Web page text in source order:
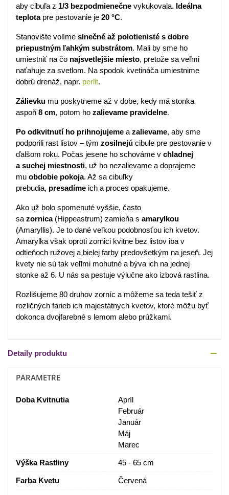
aby cibuľa z 1/3 bezpodmienečne vykukovala. Ideálna
teplotapre pestovanie je 20 °C.
Stanovište volíme slnečné až polotienisté s dobre
priepustným ľahkým substrátom. Mali by sme ho
umiestniť na čo najsvetlejšie miesto, pretože sa veľmi
naťahuje za svetlom. Na spodok kvetináča umiestnime
dobrú drenáž, napr. perlit.
Zálievku mu poskytneme až v dobe, kedy má stonka
aspoň 8 cm, potom ho zalievame pravidelne.
Po odkvitnutí ho prihnojujeme a zalievame, aby sme
podporili rast listov – tým zosilnejú cibule pre pestovanie v
ďalšom roku. Počas jesene ho schováme v chladnej
a suchej miestnosti, už ho nezalievame a doprajeme
mu obdobie pokoja. Až sa cibuľky
prebudia, presadíme ich a proces opakujeme.
Ako už bolo spomenuté vyššie, často
sa zornica(Hippeastrum) zamieňa s amarylkou
(Amaryllis). Je to dané veľkou podobnosťou ich kvetov.
Amarylka však oproti zornici kvitne bez listov iba v
odtieňoch ružovej a bielej farby predovšetkým na jeseň. Jej
kvety nie sú tak veľlmi mohutné a býva ich na jednej
stonke až 6. U nás sa pestuje výlučne ako izbová rastlina.
Rozlišujeme 80 druhov zorníc a môžeme sa teda tešiť z
rozličných farieb ich majestátnych kvetov, ktoré môžu byť
dokonca dvojfarebné s lemom alebo prúžkami.
Detaily produktu
PARAMETRE
Doba Kvitnutia
Apríl
Február
Január
Máj
Marec
Výška Rastliny 45 - 65 cm
Farba Kvetu Červená